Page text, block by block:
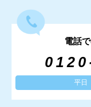
電話
平日